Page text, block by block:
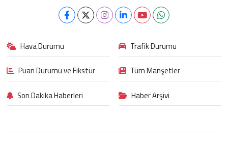
Hava Durumu
Trafik Durumu
Puan Durumu ve Fikstür
Tüm Manşetler
Son Dakika Haberleri
Haber Arşivi